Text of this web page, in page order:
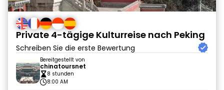
Private 4-tägige Kulturreise nach Peking
Schreiben Sie die erste Bewertung
Bereitgestellt von
chinatoursnet
8 stunden
8:00 AM